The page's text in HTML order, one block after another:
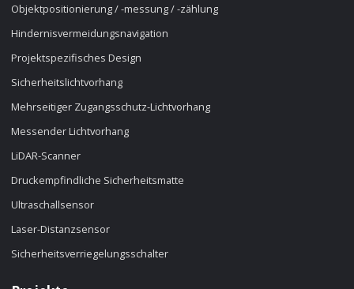
Objektpositionierung / -messung / -zählung
Hindernisvermeidungsnavigation
Projektspezifisches Design
Sicherheitslichtvorhang
Mehrseitiger Zugangsschutz-Lichtvorhang
Messender Lichtvorhang
LiDAR-Scanner
Druckempfindliche Sicherheitsmatte
Ultraschallsensor
Laser-Distanzsensor
Sicherheitsverriegelungsschalter